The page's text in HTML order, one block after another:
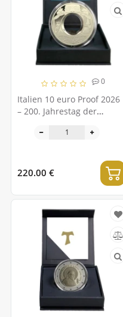
0
Italien 10 euro Proof 2026
– 200. Jahrestag der
220.00 €